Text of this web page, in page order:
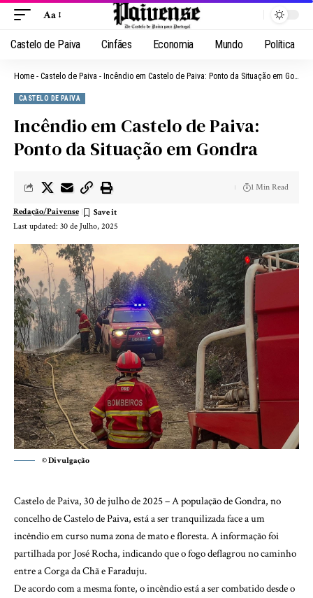
Aa
Castelo de Paiva Cinfães Economia Mundo Política
Home - Castelo de Paiva - Incêndio em Castelo de Paiva: Ponto da Situação em Gondra
CASTELO DE PAIVA
Incêndio em Castelo de Paiva:
Ponto da Situação em Gondra
Last updated: 30 de Julho, 2025
Redação/Paivense
1 Min Read
© Divulgação
Castelo de Paiva, 30 de julho de 2025 – A população de Gondra, no
concelho de Castelo de Paiva, está a ser tranquilizada face a um
incêndio em curso numa zona de mato e floresta. A informação foi
partilhada por José Rocha, indicando que o fogo deflagrou no caminho
entre a Corga da Chã e Faraduju.
De acordo com a mesma fonte, o incêndio está a ser combatido desde o